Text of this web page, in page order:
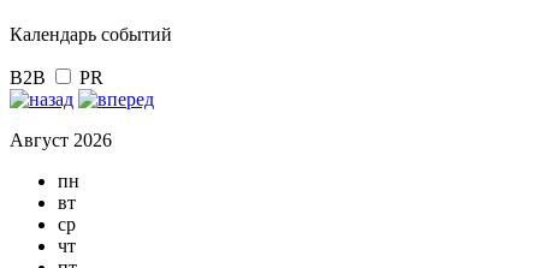
Календарь событий
B2B PR
Август 2026
пн
вт
ср
чт